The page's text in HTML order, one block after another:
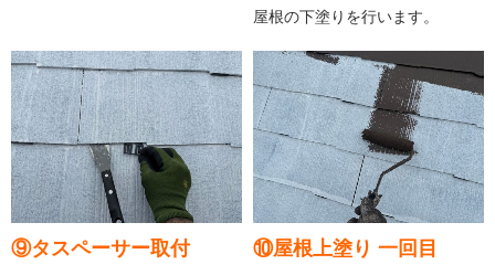
屋根の下塗りを行います。
⑨タスペーサー取付 ⑩屋根上塗り 一回目